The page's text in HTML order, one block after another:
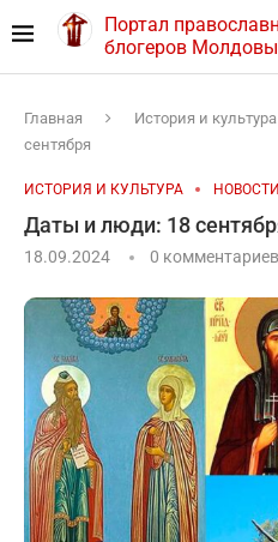
Портал
блогеров Молдовы
Главная История и культура
сентября
ИСТОРИЯ И КУЛЬТУРА НОВОСТИ
Даты и люди: 18
18.09.2024 0 комментариев